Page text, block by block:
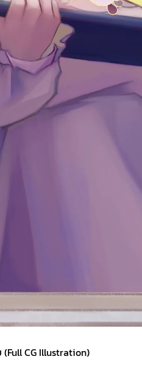
(Full CG Illustration)